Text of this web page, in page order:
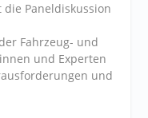
Paneldiskussion
Fahrzeug- und
und Experten
und